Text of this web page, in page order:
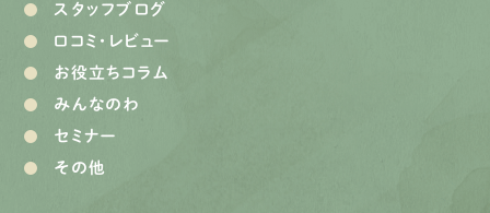
スタッフブログ
口コミ・レビュー
お役立ちコラム
みんなのわ
セミナー
その他